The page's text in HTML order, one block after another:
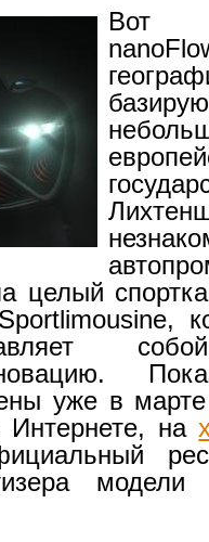
Вот
целый
уже в
Интернете, на